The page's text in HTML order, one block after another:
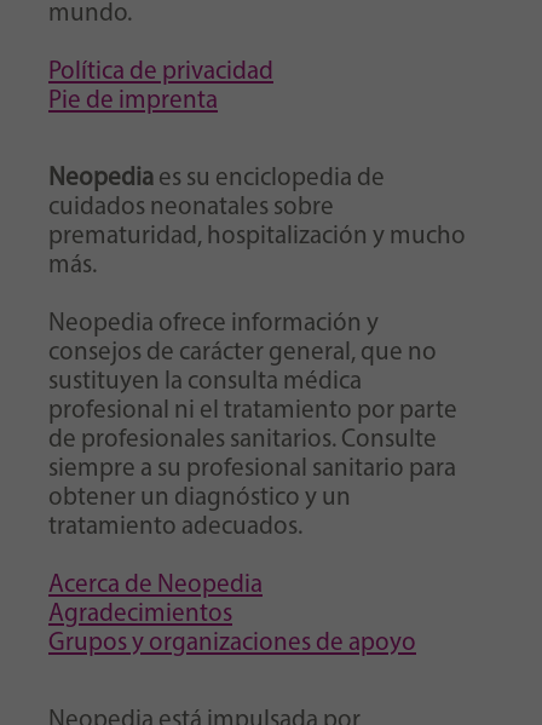
mundo.
Política de privacidad
Pie de imprenta
Neopedia es su enciclopedia de
cuidados neonatales sobre
prematuridad, hospitalización y mucho
más.
Neopedia ofrece información y
consejos de carácter general, que no
sustituyen la consulta médica
profesional ni el tratamiento por parte
de profesionales sanitarios. Consulte
siempre a su profesional sanitario para
obtener un diagnóstico y un
tratamiento adecuados.
Acerca de Neopedia
Agradecimientos
Grupos y organizaciones de apoyo